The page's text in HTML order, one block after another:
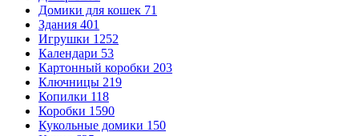
Домики для кошек 71
Здания 401
Игрушки 1252
Календари 53
Картонный коробки 203
Ключницы 219
Копилки 118
Коробки 1590
Кукольные домики 150